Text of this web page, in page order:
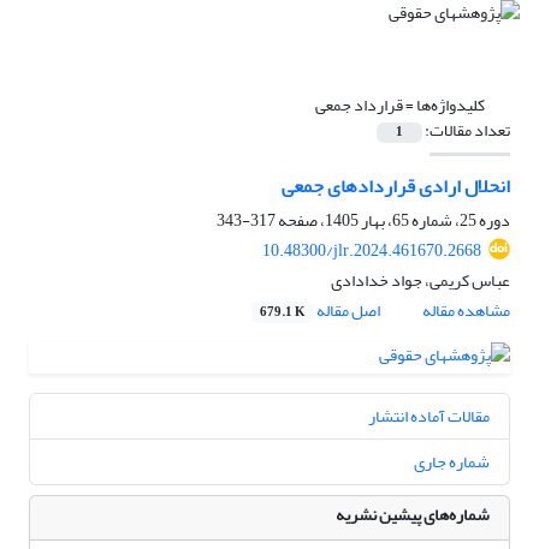
کلیدواژه‌ها =قرارداد جمعی
تعداد مقالات: 1
انحلال ارادی قراردادهای جمعی
دوره 25، شماره 65، بهار 1405، صفحه
317-343
10.48300/jlr.2024.461670.2668
عباس کریمی، جواد خدادادی
مشاهده مقاله
اصل مقاله 679.1 K
مقالات آماده انتشار
شماره جاری
شماره‌های پیشین نشریه